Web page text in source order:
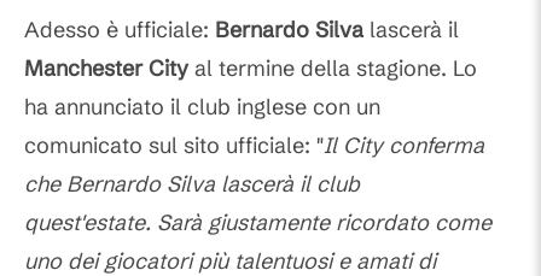
Adesso è ufficiale: Bernardo Silva lascerà il
Manchester City al termine della stagione. Lo
ha annunciato il club inglese con un
comunicato sul sito ufficiale: "Il City conferma
che Bernardo Silva lascerà il club
quest'estate. Sarà giustamente ricordato come
uno dei giocatori più talentuosi e amati di